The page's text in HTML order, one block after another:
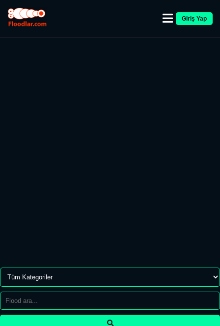
Giriş Yap